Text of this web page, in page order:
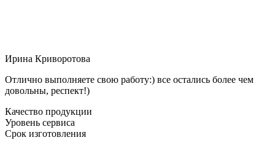
Ирина Криворотова
Отлично выполняете свою работу:) все остались более чем
довольны, респект!)
Качество продукции
Уровень сервиса
Срок изготовления